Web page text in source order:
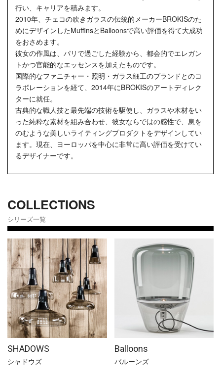
行い、キャリアを積みます。
2010年、チェコの吹きガラスの伝統的メーカーBROKISのた
めにデザインしたMuffinsとBalloonsで高い評価を得て大成功
をおさめます。
彼女の作風は、パリで過ごした経験から、都会的でエレガン
トかつ官能的なエッセンスを加えたものです。
国際的なファニチャー・照明・ガラス細工のブランドとのコ
ラボレーションを経て、2014年にBROKISのアートディレク
ターに就任。
古典的な職人技と最先端の技術を駆使し、ガラスや木材をい
った純粋な素材を組み合わせ、彼女ならではの感性で、息を
のむような美しいライティングプロダクトをデザインしてい
ます。現在、ヨーロッパを中心に非常に高い評価を受けてい
るデザイナーです。
COLLECTIONS
シリーズ一覧
SHADOWS
シャドウズ
Balloons
バルーンズ